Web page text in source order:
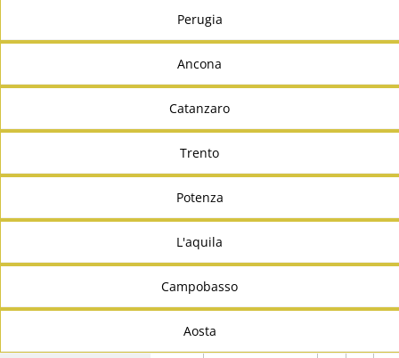
Perugia
Ancona
Catanzaro
Trento
Potenza
L'aquila
Campobasso
Aosta